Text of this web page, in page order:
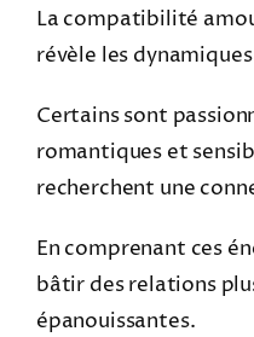
La compatibilité
révèle les
Certains sont
romantiques et
recherchent une
En comprenant ces
bâtir des relations
épanouissantes.